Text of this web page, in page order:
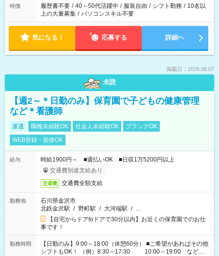
間を超える場合は応募できません
特徴 履歴書不要 / 40～50代活躍中 / 服装自由 / シフト勤務 / 10名以
上の大量募集 / パソコンスキル不要
気になる！ 応募する 詳細へ
掲載日：2026.08.07
未読
【週2～＊日勤のみ】保育園で子どもの健康管理
など＊看護師
派遣 職種未経験OK 社会人未経験OK
ブランクOK
WEB登録・面接OK
給与
時給1900円～ ■週払いOK ■日収1万5200円以上
交通費別途支給あり
交通費 交通費全額支給
勤務地
石川県金沢市
北鉄金沢駅 / 野町駅 / 大河端駅 / …
【自宅からドアtoドアで30分以内】お近くの保育園でのお仕
事です！
勤務時間
【日勤のみ】9:00～18:00（休憩60分） ■ご希望があればその他
シフトもOK！ （例）8:30～17:30 10:00～19:00 など